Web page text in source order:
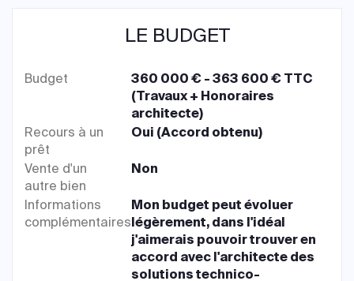
LE BUDGET
Budget
360 000 € - 363 600 € TTC
(Travaux + Honoraires
architecte)
Recours à un
prêt
Oui (Accord obtenu)
Vente d'un
autre bien
Non
Informations
complémentaires
Mon budget peut évoluer
légèrement, dans l'idéal
j'aimerais pouvoir trouver en
accord avec l'architecte des
solutions technico-